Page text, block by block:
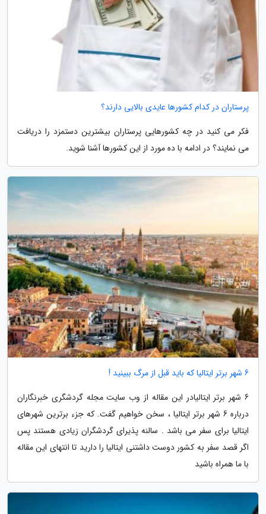
پرستاران در کدام کشورها عایدی بالایی دارند؟
فکر می کنید در چه کشورهایی پرستاران بیشترین دستمزد را دریافت
می نمایند؟ در ادامه با ده مورد از این کشورها آشنا شوید.
6 شهر برتر ایتالیا که باید قبل از مرگ ببینید !
6 شهر برتر ایتالیادر این مقاله از وب سایت مجله گردشگری خبرنگاران
درباره 6 شهر برتر ایتالیا ، سخن خواهیم گفت. که جزء برترین شهرهای
ایتالیا برای سفر می باشد . سالنه پذیرای گردشگران زیادی هستند پس
اگر قصد سفر به کشور دوست داشتنی ایتالیا را دارید تا انتهای این مقاله
با ما همراه باشید